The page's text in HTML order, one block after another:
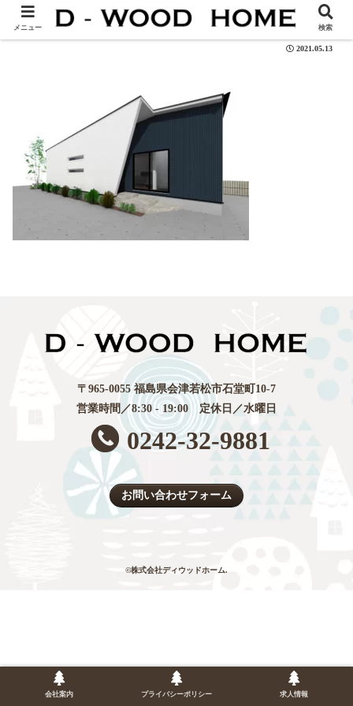
101-06s
2021.05.13
〒965-0055 福島県会津若松市石堂町10-7
営業時間／8:30 - 19:00 定休日／水曜日
0242-32-9881
お問い合わせフォーム
©株式会社ディウッドホーム.
メニュー 検索
会社案内 プライバシーポリシー 求人情報